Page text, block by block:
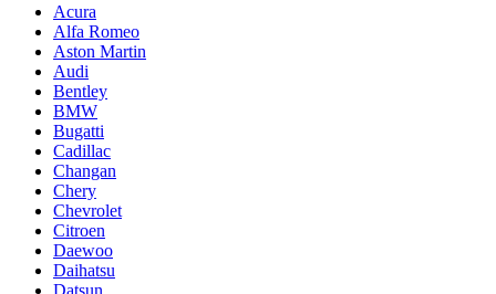
Acura
Alfa Romeo
Aston Martin
Audi
Bentley
BMW
Bugatti
Cadillac
Changan
Chery
Chevrolet
Citroen
Daewoo
Daihatsu
Datsun